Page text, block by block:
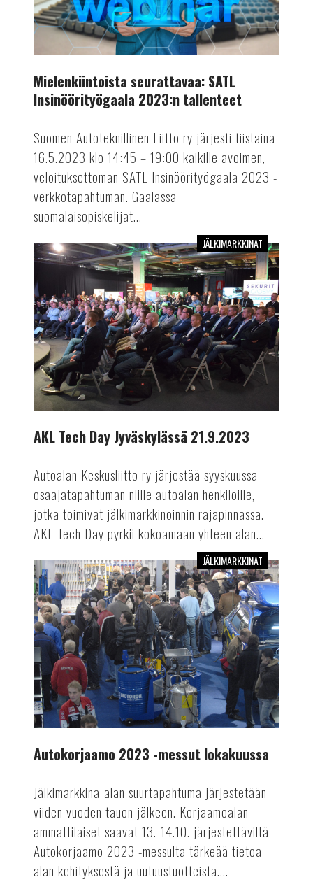
Insinöörityögaala
2023:n
tallenteet
Mielenkiintoista seurattavaa: SATL
Insinöörityögaala 2023:n tallenteet
Suomen Autoteknillinen Liitto ry järjesti tiistaina
16.5.2023 klo 14:45 – 19:00 kaikille avoimen,
veloituksettoman SATL Insinöörityögaala 2023 -
verkkotapahtuman. Gaalassa
suomalaisopiskelijat...
AKL
Tech
Day
Jyväskylässä
21.9.2023
JÄLKIMARKKINAT
AKL Tech Day Jyväskylässä 21.9.2023
Autoalan Keskusliitto ry järjestää syyskuussa
osaajatapahtuman niille autoalan henkilöille,
jotka toimivat jälkimarkkinoinnin rajapinnassa.
AKL Tech Day pyrkii kokoamaan yhteen alan...
Autokorjaamo
2023
-
messut
lokakuussa
JÄLKIMARKKINAT
Autokorjaamo 2023 -messut lokakuussa
Jälkimarkkina-alan suurtapahtuma järjestetään
viiden vuoden tauon jälkeen. Korjaamoalan
ammattilaiset saavat 13.-14.10. järjestettäviltä
Autokorjaamo 2023 -messulta tärkeää tietoa
alan kehityksestä ja uutuustuotteista....